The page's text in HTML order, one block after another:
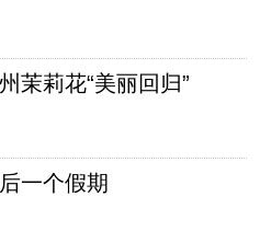
莉花“美丽回归”
一个假期